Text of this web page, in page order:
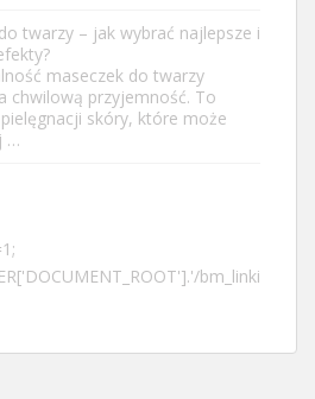
twarzy – jak wybrać najlepsze i
maseczek do twarzy
chwilową przyjemność. To
skóry, które może
…
bm_linki